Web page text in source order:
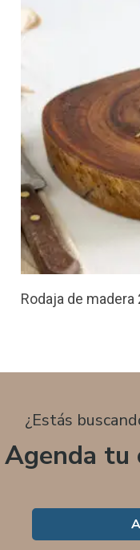
Rodaja de madera
¿Estás
Agenda tu